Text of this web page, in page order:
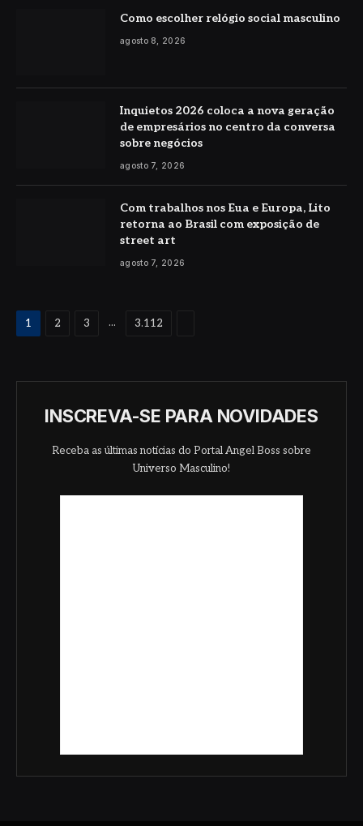
Como escolher relógio social masculino
agosto 8, 2026
Inquietos 2026 coloca a nova geração
de empresários no centro da conversa
sobre negócios
agosto 7, 2026
Com trabalhos nos Eua e Europa, Lito
retorna ao Brasil com exposição de
street art
agosto 7, 2026
1 2 3 ... 3.112
INSCREVA-SE PARA NOVIDADES
Receba as últimas notícias do Portal Angel Boss sobre
Universo Masculino!